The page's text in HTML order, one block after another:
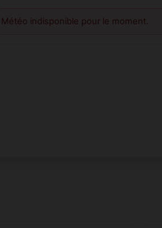
Météo indisponible pour le moment.